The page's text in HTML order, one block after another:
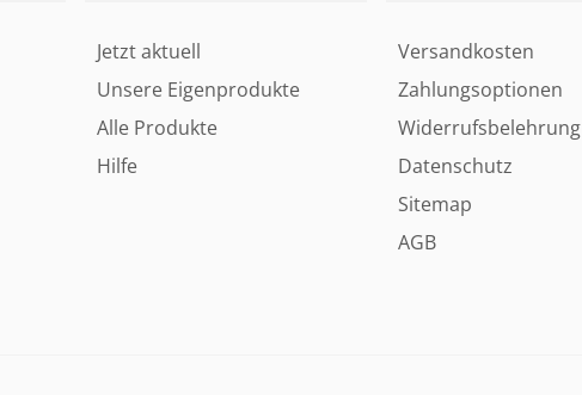
Jetzt aktuell
Unsere Eigenprodukte
Alle Produkte
Hilfe
Versandkosten
Zahlungsoptionen
Widerrufsbelehrung
Datenschutz
Sitemap
AGB